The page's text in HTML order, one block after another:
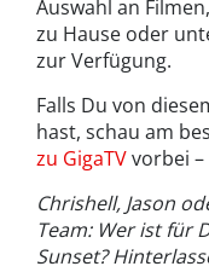
Auswahl an
zu Hause oder
zur Verfügung.
Falls Du von
hast, schau am
zu GigaTVvorbei
Chrishell, Jason
Team: Wer ist für
Sunset?